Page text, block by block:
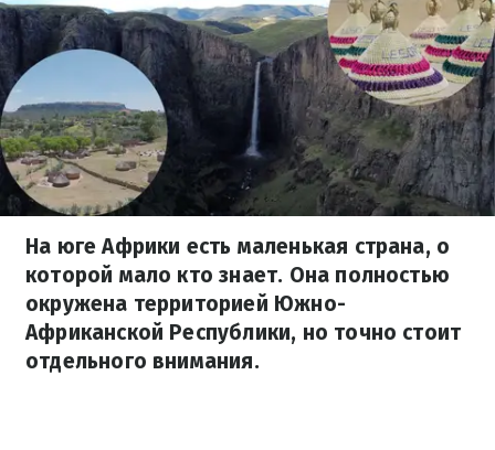
На юге Африки есть маленькая страна, о
которой мало кто знает. Она полностью
окружена территорией Южно-
Африканской Республики, но точно стоит
отдельного внимания.